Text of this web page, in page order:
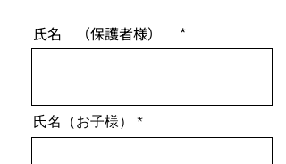
氏名 （保護者様）
氏名（お子様）